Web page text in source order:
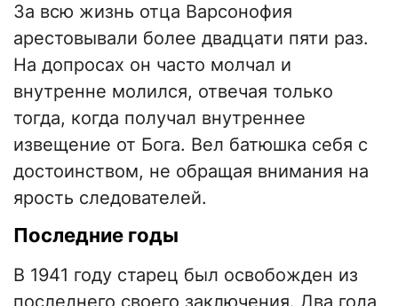
За всю жизнь отца Варсонофия
арестовывали более двадцати пяти раз.
На допросах он часто молчал и
внутренне молился, отвечая только
тогда, когда получал внутреннее
извещение от Бога. Вел батюшка себя с
достоинством, не обращая внимания на
ярость следователей.
Последние годы
В 1941 году старец был освобожден из